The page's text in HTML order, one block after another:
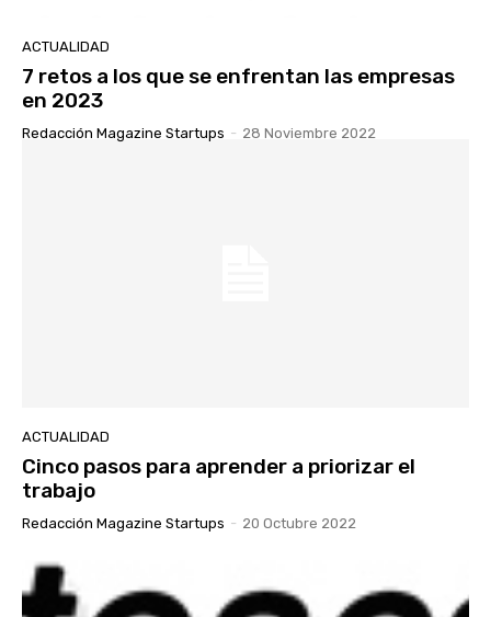
ACTUALIDAD
7 retos a los que se enfrentan las empresas
en 2023
Redacción Magazine Startups - 28 Noviembre 2022
ACTUALIDAD
Cinco pasos para aprender a priorizar el
trabajo
Redacción Magazine Startups - 20 Octubre 2022